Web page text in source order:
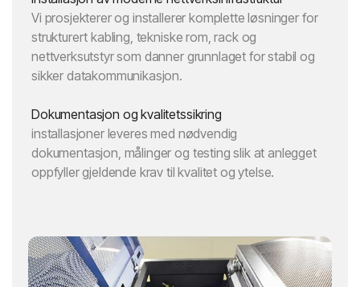
Vi prosjekterer og installerer komplette løsninger for
strukturert kabling, tekniske rom, rack og
nettverksutstyr som danner grunnlaget for stabil og
sikker datakommunikasjon.
Dokumentasjon og kvalitetssikring
installasjoner leveres med nødvendig
dokumentasjon, målinger og testing slik at anlegget
oppfyller gjeldende krav til kvalitet og ytelse.